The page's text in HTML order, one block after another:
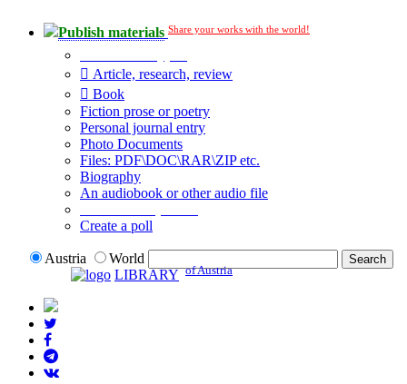
Publish materials Share your works with the world!
Article, research, review
Book
Fiction prose or poetry
Personal journal entry
Photo Documents
Files: PDF\DOC\RAR\ZIP etc.
Biography
An audiobook or other audio file
Create a poll
Austria
World
LIBRARY of Austria